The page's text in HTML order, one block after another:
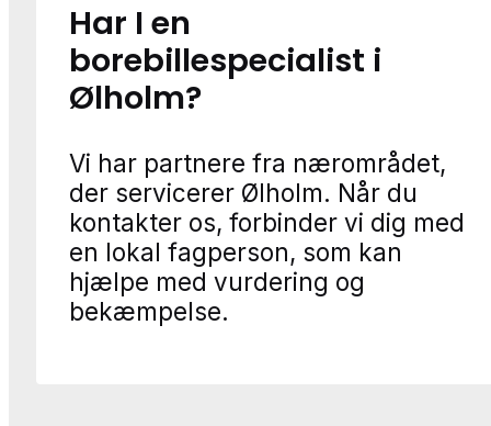
Har I en
borebillespecialist i
Ølholm?
Vi har partnere fra nærområdet,
der servicerer Ølholm. Når du
kontakter os, forbinder vi dig med
en lokal fagperson, som kan
hjælpe med vurdering og
bekæmpelse.